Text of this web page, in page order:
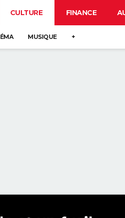
CULTURE FINANCE
MUSIQUE +